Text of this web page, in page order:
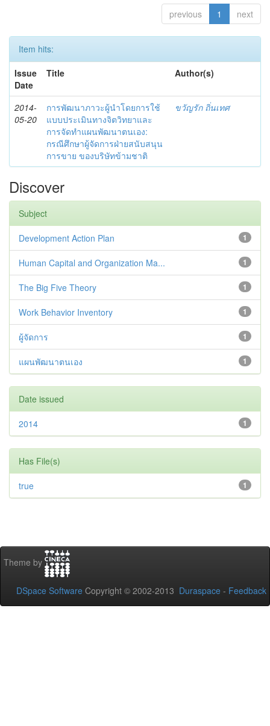
previous 1 next
Item hits:
Issue
Date
Title Author(s)
2014-
05-20
การพัฒนาภาวะผู้นำโดยการใช้
แบบประเมินทางจิตวิทยาและ
การจัดทำแผนพัฒนาตนเอง:
กรณีศึกษาผู้จัดการฝ่ายสนับสนุน
การขาย ของบริษัทข้ามชาติ
ขวัญรัก ถิ่นเทศ
Discover
Subject
1
Development Action Plan
1
Human Capital and Organization Ma...
1
The Big Five Theory
1
Work Behavior Inventory
1
ผู้จัดการ
1
แผนพัฒนาตนเอง
Date issued
1
2014
Has File(s)
1
true
Theme by
DSpace Software Copyright © 2002-2013 Duraspace - Feedback